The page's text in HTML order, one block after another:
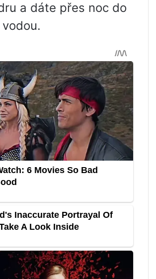
a dáte přes noc do